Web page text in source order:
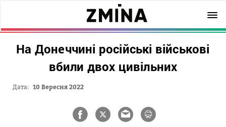
На Донеччині російські військові
вбили двох цивільних
Дата: 10 Вересня 2022